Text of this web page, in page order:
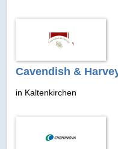
Cavendish &
in Kaltenkirchen